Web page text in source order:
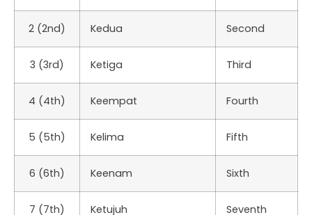
2 (2nd) Kedua Second
3 (3rd) Ketiga Third
4 (4th) Keempat Fourth
5 (5th) Kelima Fifth
6 (6th) Keenam Sixth
7 (7th) Ketujuh Seventh